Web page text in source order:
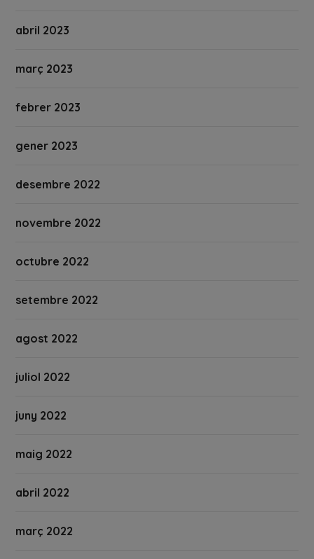
abril 2023
març 2023
febrer 2023
gener 2023
desembre 2022
novembre 2022
octubre 2022
setembre 2022
agost 2022
juliol 2022
juny 2022
maig 2022
abril 2022
març 2022